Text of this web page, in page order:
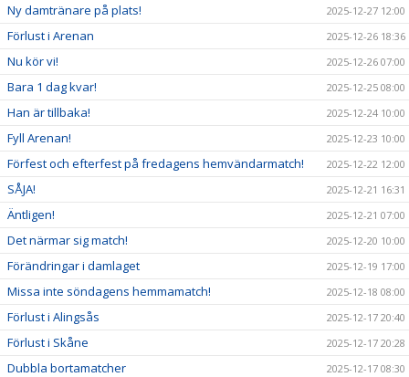
Ny damtränare på plats! 2025-12-27 12:00
Förlust i Arenan 2025-12-26 18:36
Nu kör vi! 2025-12-26 07:00
Bara 1 dag kvar! 2025-12-25 08:00
Han är tillbaka! 2025-12-24 10:00
Fyll Arenan! 2025-12-23 10:00
Förfest och efterfest på fredagens hemvändarmatch! 2025-12-22 12:00
SÅJA! 2025-12-21 16:31
Äntligen! 2025-12-21 07:00
Det närmar sig match! 2025-12-20 10:00
Förändringar i damlaget 2025-12-19 17:00
Missa inte söndagens hemmamatch! 2025-12-18 08:00
Förlust i Alingsås 2025-12-17 20:40
Förlust i Skåne 2025-12-17 20:28
Dubbla bortamatcher 2025-12-17 08:30